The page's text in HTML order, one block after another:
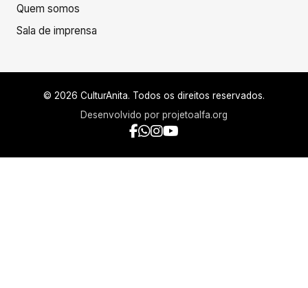
Quem somos
Sala de imprensa
© 2026 CulturAnita. Todos os direitos reservados.
Desenvolvido por projetoalfa.org